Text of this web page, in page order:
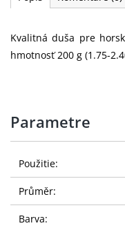
Kvalitná duša pre
hmotnosť 200 g (1.75-
Parametre
Použitie:
Průměr:
Barva: